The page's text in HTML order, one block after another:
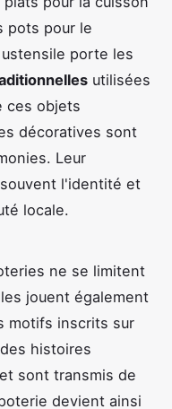
pots pour le
porte les
utilisées
ces objets
décoratives sont
Leur
l'identité et
locale.
ne se limitent
jouent également
motifs inscrits sur
histoires
sont transmis de
devient ainsi